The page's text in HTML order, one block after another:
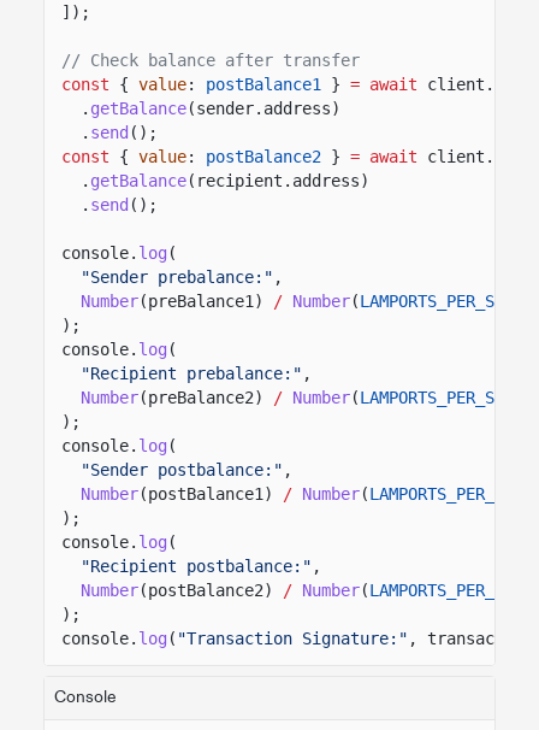
]);
// Check balance after transfer
const
{ value: postBalance1 } = await
client.rpc
. getBalance(sender.address)
. send ();
const
{ value: postBalance2 } = await
client.rpc
. getBalance(recipient.address)
. send ();
console. log (
"Sender prebalance:" ,
Number(preBalance1) / Number(LAMPORTS_PER_SOL
);
console. log (
"Recipient prebalance:" ,
Number(preBalance2) / Number(LAMPORTS_PER_SOL
);
console. log (
"Sender postbalance:" ,
Number(postBalance1) / Number(LAMPORTS_PER_SOL
);
console. log (
"Recipient postbalance:" ,
Number(postBalance2) / Number(LAMPORTS_PER_SOL
);
console. log ( "Transaction Signature:" ,
Console